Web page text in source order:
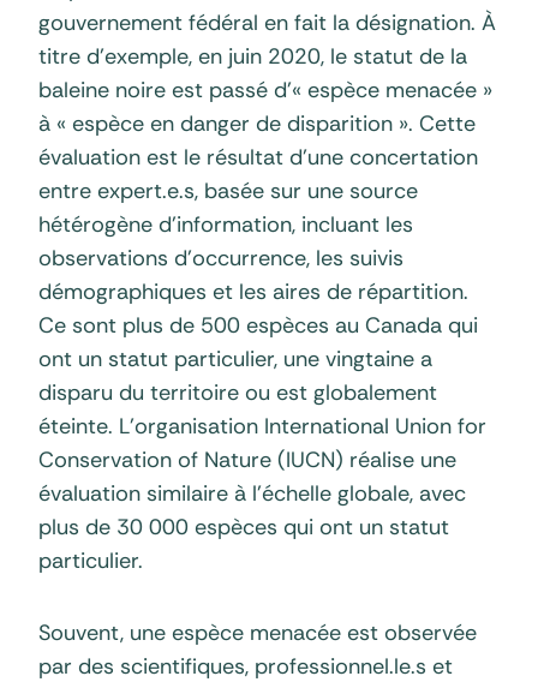
gouvernement fédéral en fait la désignation. À
titre d’exemple, en juin 2020, le statut de la
baleine noire est passé d’« espèce menacée »
à « espèce en danger de disparition ». Cette
évaluation est le résultat d’une concertation
entre expert.e.s, basée sur une source
hétérogène d’information, incluant les
observations d’occurrence, les suivis
démographiques et les aires de répartition.
Ce sont plus de 500 espèces au Canada qui
ont un statut particulier, une vingtaine a
disparu du territoire ou est globalement
éteinte. L’organisation International Union for
Conservation of Nature (IUCN) réalise une
évaluation similaire à l’échelle globale, avec
plus de 30 000 espèces qui ont un statut
particulier.
Souvent, une espèce menacée est observée
par des scientifiques, professionnel.le.s et